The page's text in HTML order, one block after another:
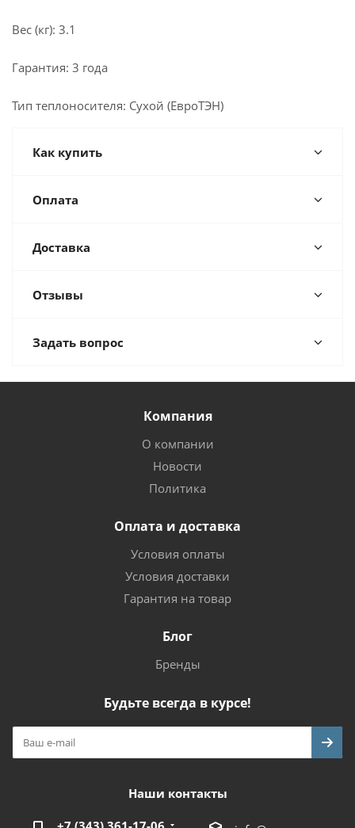
Вес (кг): 3.1
Гарантия: 3 года
Тип теплоносителя: Сухой (ЕвроТЭН)
Как купить
Оплата
Доставка
Отзывы
Задать вопрос
Компания
О компании
Новости
Политика
Оплата и доставка
Условия оплаты
Условия доставки
Гарантия на товар
Блог
Бренды
Будьте всегда в курсе!
Наши контакты